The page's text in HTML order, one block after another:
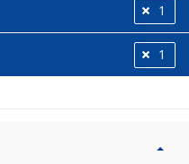
1
1